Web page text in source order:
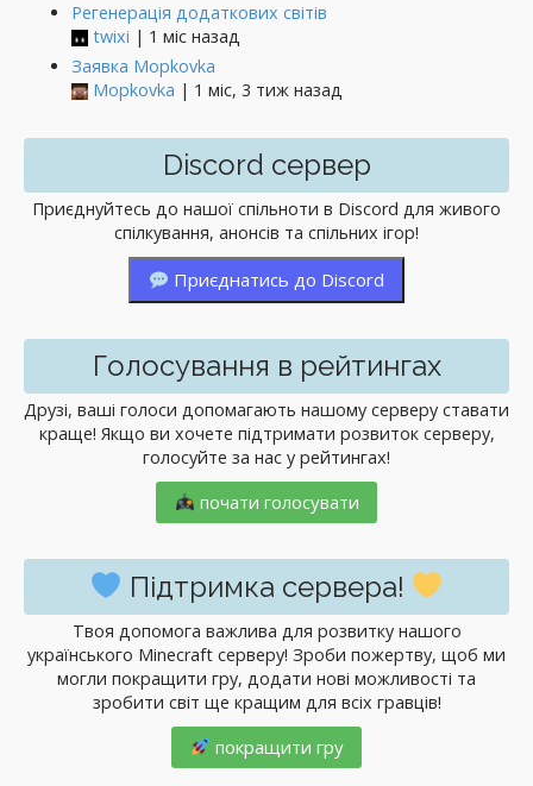
Регенерація додаткових світів
twixi | 1 міс назад
Заявка Mopkovka
Mopkovka | 1 міс, 3 тиж назад
Discord сервер
Приєднуйтесь до нашої спільноти в Discord для живого
спілкування, анонсів та спільних ігор!
Приєднатись до Discord
Голосування в рейтингах
Друзі, ваші голоси допомагають нашому серверу ставати
краще! Якщо ви хочете підтримати розвиток серверу,
голосуйте за нас у рейтингах!
почати голосувати
Підтримка сервера!
Твоя допомога важлива для розвитку нашого
українського Minecraft серверу! Зроби пожертву, щоб ми
могли покращити гру, додати нові можливості та
зробити світ ще кращим для всіх гравців!
покращити гру